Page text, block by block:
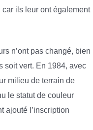
ils leur ont également
n’ont pas changé, bien
soit vert. En 1984, avec
milieu de terrain de
le statut de couleur
ajouté l’inscription